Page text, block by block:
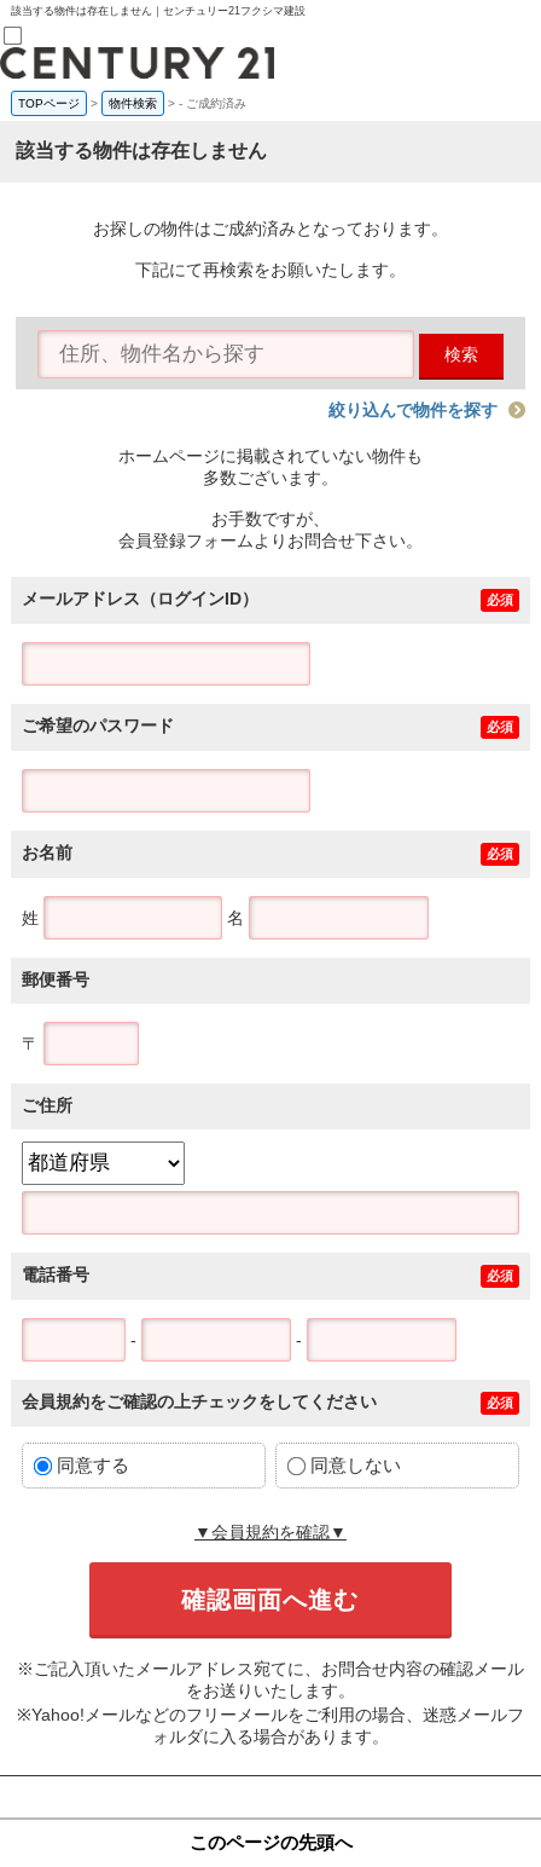
該当する物件は存在しません｜センチュリー21フクシマ建設
売買部
0120-800-844
賃貸部
会員メニュー
物件を探す
購入TOP
条件から探す
住宅ローン控除シミュレータ
TOPページ > 物件検索 >- ご成約済み
該当する物件は存在しません
お探しの物件はご成約済みとなっております。
下記にて再検索をお願いたします。
検索
絞り込んで物件を探す
ホームページに掲載されていない物件も
多数ございます。
お手数ですが、
会員登録フォームよりお問合せ下さい。
メールアドレス（ログインID） 必須
ご希望のパスワード 必須
お名前 必須
姓 名
郵便番号
〒
ご住所
電話番号 必須
- -
会員規約をご確認の上チェックをしてください 必須
同意する 同意しない
▼会員規約を確認▼
※ご記入頂いたメールアドレス宛てに、お問合せ内容の確認メール
をお送りいたします。
※Yahoo!メールなどのフリーメールをご利用の場合、迷惑メールフ
ォルダに入る場合があります。
このページの先頭へ